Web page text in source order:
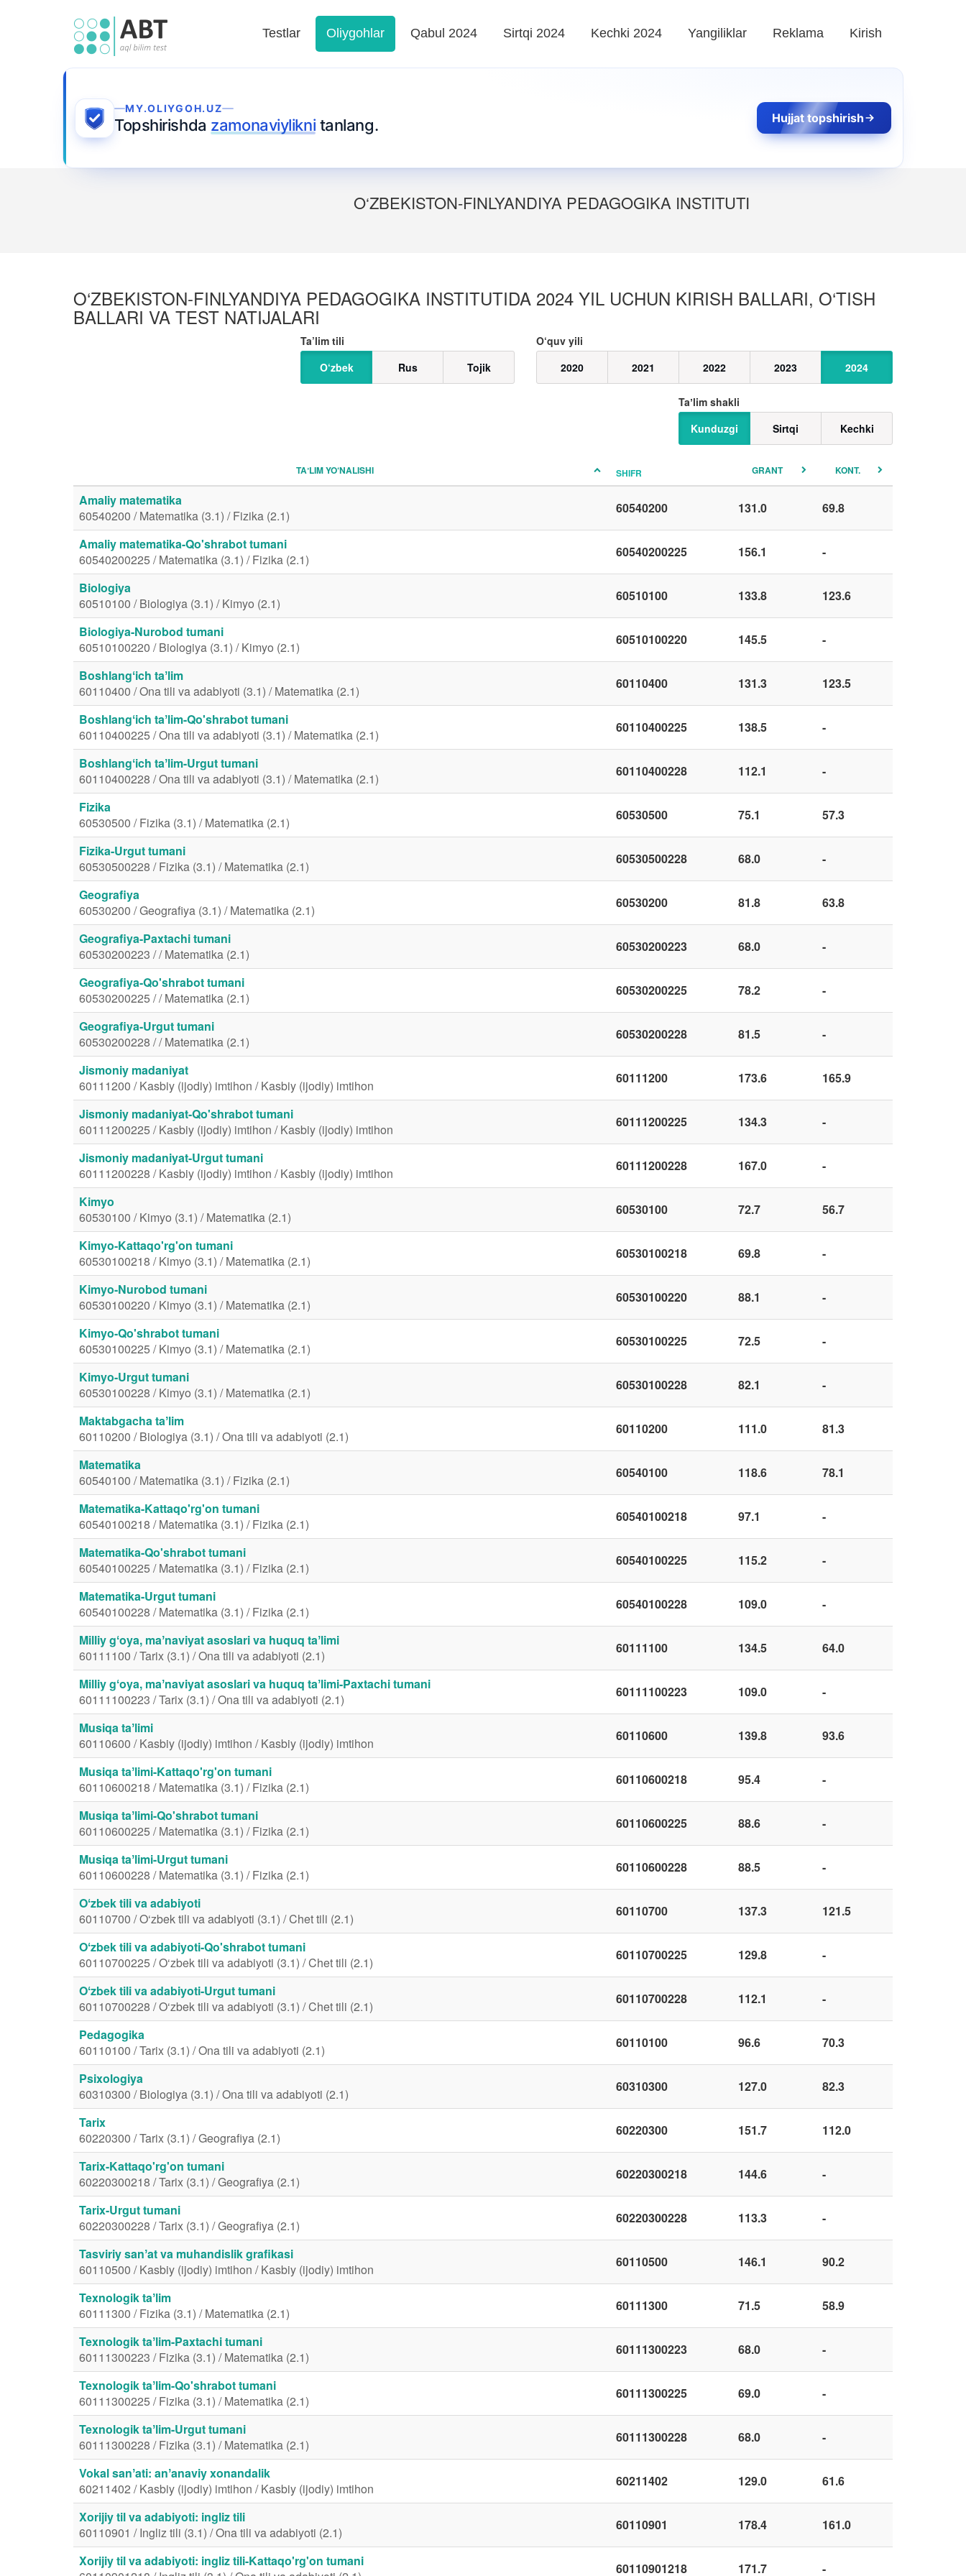
Testlar Oliygohlar Qabul 2024 Sirtqi 2024 Kechki 2024 Yangiliklar Reklama Kirish
MY.OLIYGOH.UZ
Topshirishda zamonaviylikni tanlang. Hujjat topshirish
O‘ZBEKISTON-FINLYANDIYA PEDAGOGIKA INSTITUTI
O‘ZBEKISTON-FINLYANDIYA PEDAGOGIKA INSTITUTIDA 2024 YIL UCHUN KIRISH BALLARI, O‘TISH
BALLARI VA TEST NATIJALARI
O‘quv yili
2020
2021 2022 2023 2024
Ta’lim tili
O‘zbek
Rus Tojik
Taʼlim shakli
Kunduzgi
Sirtqi Kechki
TAʼLIM YO‘NALISHI SHIFR GRANT KONT.
Amaliy matematika
60540200 / Matematika (3.1) / Fizika (2.1)
60540200 131.0 69.8
Amaliy matematika-Qo'shrabot tumani
60540200225 / Matematika (3.1) / Fizika (2.1)
60540200225 156.1 -
Biologiya
60510100 / Biologiya (3.1) / Kimyo (2.1)
60510100 133.8 123.6
Biologiya-Nurobod tumani
60510100220 / Biologiya (3.1) / Kimyo (2.1)
60510100220 145.5 -
Boshlangʻich taʼlim
60110400 / Ona tili va adabiyoti (3.1) / Matematika (2.1)
60110400 131.3 123.5
Boshlangʻich taʼlim-Qo'shrabot tumani
60110400225 / Ona tili va adabiyoti (3.1) / Matematika (2.1)
60110400225 138.5 -
Boshlangʻich taʼlim-Urgut tumani
60110400228 / Ona tili va adabiyoti (3.1) / Matematika (2.1)
60110400228 112.1 -
Fizika
60530500 / Fizika (3.1) / Matematika (2.1)
60530500 75.1 57.3
Fizika-Urgut tumani
60530500228 / Fizika (3.1) / Matematika (2.1)
60530500228 68.0 -
Geografiya
60530200 / Geografiya (3.1) / Matematika (2.1)
60530200 81.8 63.8
Geografiya-Paxtachi tumani
60530200223 / / Matematika (2.1)
60530200223 68.0 -
Geografiya-Qo'shrabot tumani
60530200225 / / Matematika (2.1)
60530200225 78.2 -
Geografiya-Urgut tumani
60530200228 / / Matematika (2.1)
60530200228 81.5 -
Jismoniy madaniyat
60111200 / Kasbiy (ijodiy) imtihon / Kasbiy (ijodiy) imtihon
60111200 173.6 165.9
Jismoniy madaniyat-Qo'shrabot tumani
60111200225 / Kasbiy (ijodiy) imtihon / Kasbiy (ijodiy) imtihon
60111200225 134.3 -
Jismoniy madaniyat-Urgut tumani
60111200228 / Kasbiy (ijodiy) imtihon / Kasbiy (ijodiy) imtihon
60111200228 167.0 -
Kimyo
60530100 / Kimyo (3.1) / Matematika (2.1)
60530100 72.7 56.7
Kimyo-Kattaqo'rg'on tumani
60530100218 / Kimyo (3.1) / Matematika (2.1)
60530100218 69.8 -
Kimyo-Nurobod tumani
60530100220 / Kimyo (3.1) / Matematika (2.1)
60530100220 88.1 -
Kimyo-Qo'shrabot tumani
60530100225 / Kimyo (3.1) / Matematika (2.1)
60530100225 72.5 -
Kimyo-Urgut tumani
60530100228 / Kimyo (3.1) / Matematika (2.1)
60530100228 82.1 -
Maktabgacha taʼlim
60110200 / Biologiya (3.1) / Ona tili va adabiyoti (2.1)
60110200 111.0 81.3
Matematika
60540100 / Matematika (3.1) / Fizika (2.1)
60540100 118.6 78.1
Matematika-Kattaqo'rg'on tumani
60540100218 / Matematika (3.1) / Fizika (2.1)
60540100218 97.1 -
Matematika-Qo'shrabot tumani
60540100225 / Matematika (3.1) / Fizika (2.1)
60540100225 115.2 -
Matematika-Urgut tumani
60540100228 / Matematika (3.1) / Fizika (2.1)
60540100228 109.0 -
Milliy gʻoya, maʼnaviyat asoslari va huquq taʼlimi
60111100 / Tarix (3.1) / Ona tili va adabiyoti (2.1)
60111100 134.5 64.0
Milliy gʻoya, maʼnaviyat asoslari va huquq taʼlimi-Paxtachi tumani
60111100223 / Tarix (3.1) / Ona tili va adabiyoti (2.1)
60111100223 109.0 -
Musiqa taʼlimi
60110600 / Kasbiy (ijodiy) imtihon / Kasbiy (ijodiy) imtihon
60110600 139.8 93.6
Musiqa taʼlimi-Kattaqo'rg'on tumani
60110600218 / Matematika (3.1) / Fizika (2.1)
60110600218 95.4 -
Musiqa taʼlimi-Qo'shrabot tumani
60110600225 / Matematika (3.1) / Fizika (2.1)
60110600225 88.6 -
Musiqa taʼlimi-Urgut tumani
60110600228 / Matematika (3.1) / Fizika (2.1)
60110600228 88.5 -
Oʻzbek tili va adabiyoti
60110700 / O‘zbek tili va adabiyoti (3.1) / Chet tili (2.1)
60110700 137.3 121.5
Oʻzbek tili va adabiyoti-Qo'shrabot tumani
60110700225 / O‘zbek tili va adabiyoti (3.1) / Chet tili (2.1)
60110700225 129.8 -
Oʻzbek tili va adabiyoti-Urgut tumani
60110700228 / O‘zbek tili va adabiyoti (3.1) / Chet tili (2.1)
60110700228 112.1 -
Pedagogika
60110100 / Tarix (3.1) / Ona tili va adabiyoti (2.1)
60110100 96.6 70.3
Psixologiya
60310300 / Biologiya (3.1) / Ona tili va adabiyoti (2.1)
60310300 127.0 82.3
Tarix
60220300 / Tarix (3.1) / Geografiya (2.1)
60220300 151.7 112.0
Tarix-Kattaqo'rg'on tumani
60220300218 / Tarix (3.1) / Geografiya (2.1)
60220300218 144.6 -
Tarix-Urgut tumani
60220300228 / Tarix (3.1) / Geografiya (2.1)
60220300228 113.3 -
Tasviriy sanʼat va muhandislik grafikasi
60110500 / Kasbiy (ijodiy) imtihon / Kasbiy (ijodiy) imtihon
60110500 146.1 90.2
Texnologik taʼlim
60111300 / Fizika (3.1) / Matematika (2.1)
60111300 71.5 58.9
Texnologik taʼlim-Paxtachi tumani
60111300223 / Fizika (3.1) / Matematika (2.1)
60111300223 68.0 -
Texnologik taʼlim-Qo'shrabot tumani
60111300225 / Fizika (3.1) / Matematika (2.1)
60111300225 69.0 -
Texnologik taʼlim-Urgut tumani
60111300228 / Fizika (3.1) / Matematika (2.1)
60111300228 68.0 -
Vokal sanʼati: anʼanaviy xonandalik
60211402 / Kasbiy (ijodiy) imtihon / Kasbiy (ijodiy) imtihon
60211402 129.0 61.6
Xorijiy til va adabiyoti: ingliz tili
60110901 / Ingliz tili (3.1) / Ona tili va adabiyoti (2.1)
60110901 178.4 161.0
Xorijiy til va adabiyoti: ingliz tili-Kattaqo'rg'on tumani
60110901218 171.7 -